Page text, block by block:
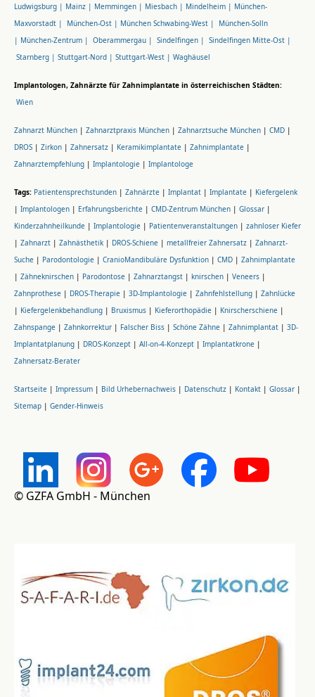
Ludwigsburg | Mainz | Memmingen | Miesbach | Mindelheim | München-
Maxvorstadt |
München-Ost | München Schwabing-West |
München-Solln
| München-Zentrum | Oberammergau | Sindelfingen | Sindelfingen Mitte-Ost |
Starnberg | Stuttgart-Nord | Stuttgart-West | Waghäusel
Implantologen, Zahnärzte für Zahnimplantate in österreichischen Städten:
Wien
Zahnarzt München | Zahnarztpraxis München | Zahnarztsuche München | CMD |
DROS | Zirkon | Zahnersatz | Keramikimplantate | Zahnimplantate |
Zahnarztempfehlung | Implantologie | Implantologe
Tags: Patientensprechstunden | Zahnärzte | Implantat | Implantate | Kiefergelenk
| Implantologen | Erfahrungsberichte | CMD-Zentrum München | Glossar |
Kinderzahnheilkunde | Implantologie | Patientenveranstaltungen | zahnloser Kiefer
| Zahnarzt | Zahnästhetik | DROS-Schiene | metallfreier Zahnersatz | Zahnarzt-
Suche | Parodontologie | CranioMandibuläre Dysfunktion | CMD | Zahnimplantate
| Zähneknirschen | Parodontose | Zahnarztangst | knirschen | Veneers |
Zahnprothese | DROS-Therapie | 3D-Implantologie | Zahnfehlstellung | Zahnlücke
| Kiefergelenkbehandlung | Bruxismus | Kieferorthopädie | Knirscherschiene |
Zahnspange | Zahnkorrektur | Falscher Biss | Schöne Zähne | Zahnimplantat | 3D-
Implantatplanung | DROS-Konzept | All-on-4-Konzept | Implantatkrone |
Zahnersatz-Berater
Startseite | Impressum | Bild Urhebernachweis | Datenschutz | Kontakt | Glossar |
Sitemap | Gender-Hinweis
© GZFA GmbH - München